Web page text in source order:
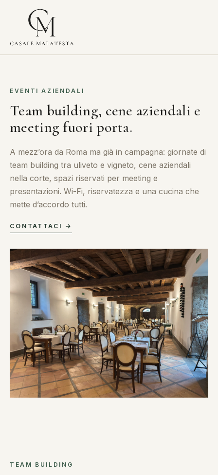
EVENTI AZIENDALI
Team building, cene aziendali e
meeting fuori porta.
A mezz’ora da Roma ma già in campagna: giornate di
team building tra uliveto e vigneto, cene aziendali
nella corte, spazi riservati per meeting e
presentazioni. Wi-Fi, riservatezza e una cucina che
mette d’accordo tutti.
CONTATTACI
TEAM BUILDING